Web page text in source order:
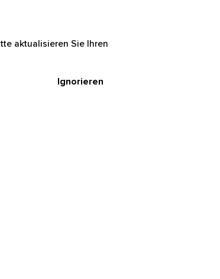
aktualisieren Sie Ihren
Ignorieren